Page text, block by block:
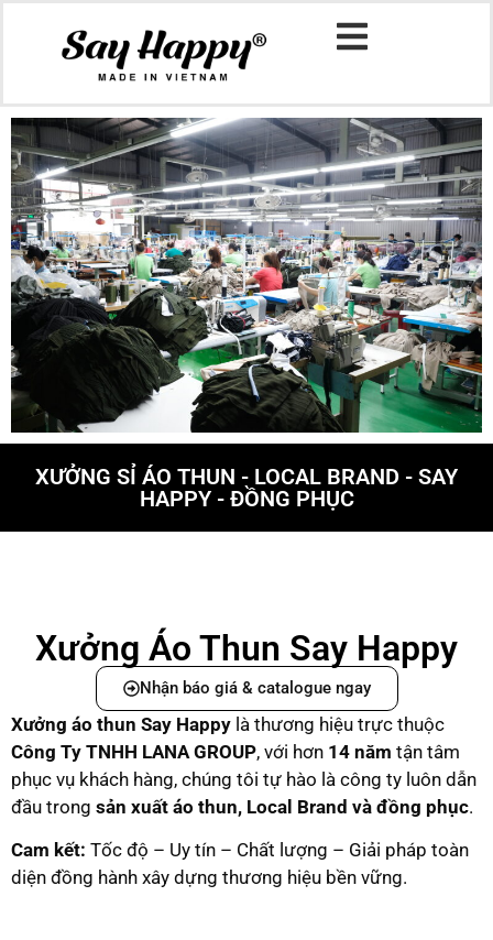
XƯỞNG SỈ ÁO THUN - LOCAL BRAND - SAY
HAPPY - ĐỒNG PHỤC
Xưởng Áo Thun Say Happy
Nhận báo giá & catalogue ngay
Xưởng áo thun Say Happy là thương hiệu trực thuộc
Công Ty TNHH LANA GROUP, với hơn 14 năm tận tâm
phục vụ khách hàng, chúng tôi tự hào là công ty luôn dẫn
đầu trong sản xuất áo thun, Local Brand và đồng phục.
Cam kết: Tốc độ – Uy tín – Chất lượng – Giải pháp toàn
diện đồng hành xây dựng thương hiệu bền vững.